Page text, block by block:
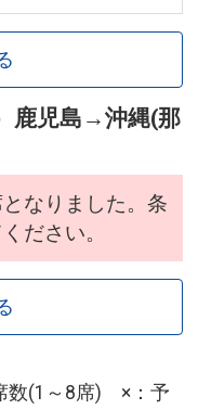
鹿児島 →沖縄(那
なりました。条
ださい。
数(1～8席) ×：予